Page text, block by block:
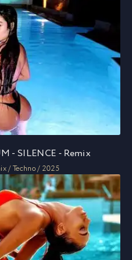
- SILENCE - Remix
/ Techno / 2025